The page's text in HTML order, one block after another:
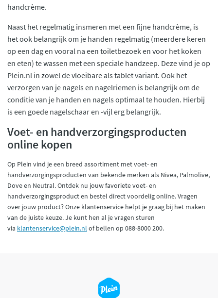
handcrème.
Naast het regelmatig insmeren met een fijne handcrème, is
het ook belangrijk om je handen regelmatig (meerdere keren
op een dag en vooral na een toiletbezoek en voor het koken
en eten) te wassen met een speciale handzeep. Deze vind je op
Plein.nl in zowel de vloeibare als tablet variant. Ook het
verzorgen van je nagels en nagelriemen is belangrijk om de
conditie van je handen en nagels optimaal te houden. Hierbij
is een goede nagelschaar en -vijl erg belangrijk.
Voet- en handverzorgingsproducten
online kopen
Op Plein vind je een breed assortiment met voet- en
handverzorgingsproducten van bekende merken als Nivea, Palmolive,
Dove en Neutral. Ontdek nu jouw favoriete voet- en
handverzorgingsproduct en bestel direct voordelig online. Vragen
over jouw product? Onze klantenservice helpt je graag bij het maken
van de juiste keuze. Je kunt hen al je vragen sturen
via klantenservice@plein.nl of bellen op 088-8000 200.